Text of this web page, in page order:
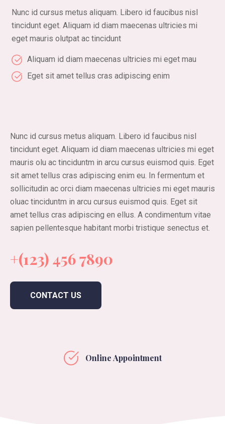
Nunc id cursus metus aliquam. Libero id faucibus nisl
tincidunt eget. Aliquam id diam maecenas ultricies mi
eget mauris olutpat ac tincidunt
Aliquam id diam maecenas ultricies mi eget mau
Eget sit amet tellus cras adipiscing enim
Nunc id cursus metus aliquam. Libero id faucibus nisl
tincidunt eget. Aliquam id diam maecenas ultricies mi eget
mauris olu ac tinciduntm in arcu cursus euismod quis. Eget
sit amet tellus cras adipiscing enim eu. In fermentum et
sollicitudin ac orci diam maecenas ultricies mi eget mauris
oluac tinciduntm in arcu cursus euismod quis. Eget sit
amet tellus cras adipiscing en ellus. A condimentum vitae
sapien pellentesque habitant morbi tristique senectus et.
+(123) 456 7890
CONTACT US
Online Appointment